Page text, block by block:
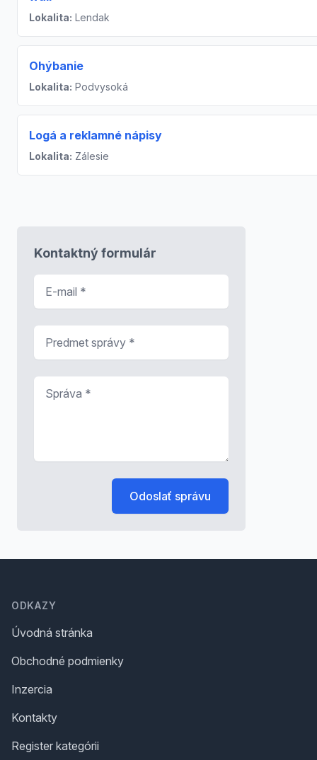
Lokalita: Lendak
Ohýbanie
Lokalita: Podvysoká
Logá a reklamné nápisy
Lokalita: Zálesie
Kontaktný formulár
Odoslať správu
ODKAZY
Úvodná stránka
Obchodné podmienky
Inzercia
Kontakty
Register kategórii